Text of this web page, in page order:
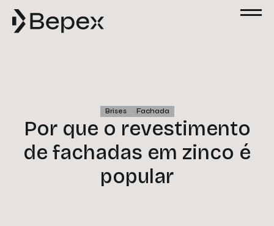
Brises Fachada
Por que o revestimento
de fachadas em zinco é
popular